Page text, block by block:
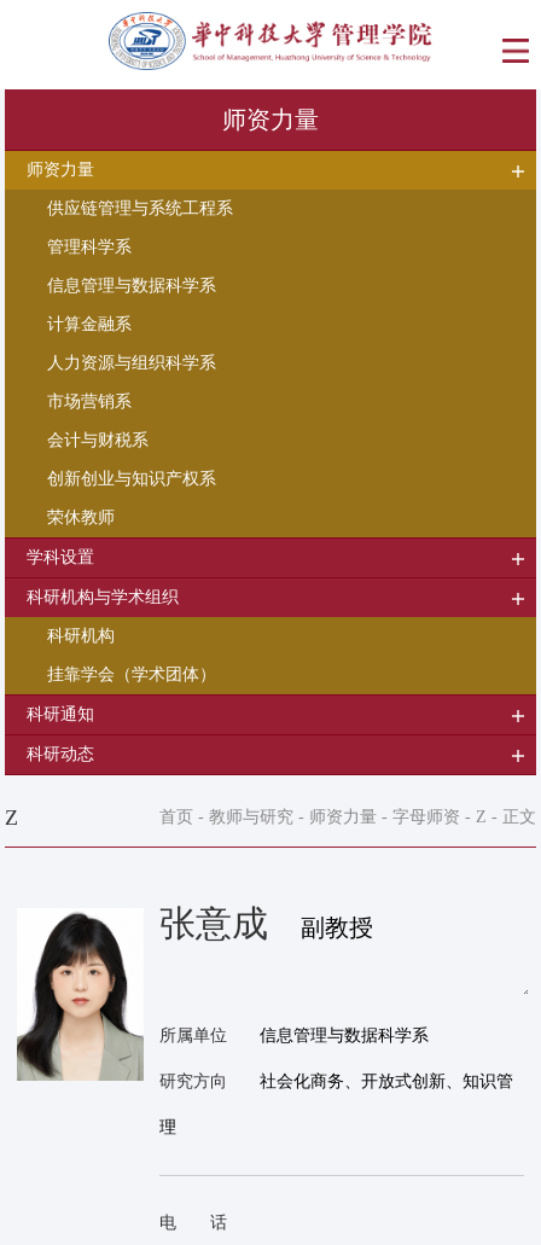
师资力量
师资力量
供应链管理与系统工程系
管理科学系
信息管理与数据科学系
计算金融系
人力资源与组织科学系
市场营销系
会计与财税系
创新创业与知识产权系
荣休教师
学科设置
科研机构与学术组织
科研机构
挂靠学会（学术团体）
科研通知
科研动态
Z 首页 - 教师与研究- 师资力量- 字母师资 - Z - 正文
张意成 副教授
所属单位 信息管理与数据科学系
研究方向 社会化商务、开放式创新、知识管
理
电 话